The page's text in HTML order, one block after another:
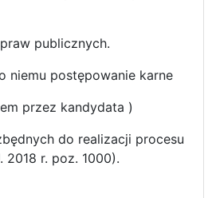
publicznych.
niemu postępowanie karne
przez kandydata )
do realizacji procesu
r. poz. 1000).